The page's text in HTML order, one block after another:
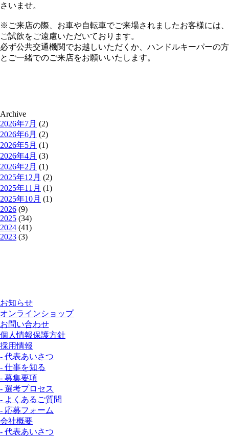
さいませ。
※ご来店の際、お車や自転車でご来場されましたお客様には、
ご試飲をご遠慮いただいております。
必ず公共交通機関でお越しいただくか、ハンドルキーパーの方
とご一緒でのご来店をお願いいたします。
Archive
2026年7月 (2)
2026年6月 (2)
2026年5月 (1)
2026年4月 (3)
2026年2月 (1)
2025年12月 (2)
2025年11月 (1)
2025年10月 (1)
2026 (9)
2025 (34)
2024 (41)
2023 (3)
お知らせ
オンラインショップ
お問い合わせ
個人情報保護方針
採用情報
- 代表あいさつ
- 仕事を知る
- 募集要項
- 選考プロセス
- よくあるご質問
- 応募フォーム
会社概要
- 代表あいさつ